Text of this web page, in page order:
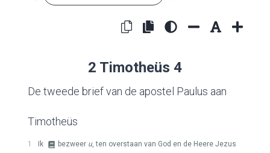
2 Timotheüs 4
De tweede brief van de apostel Paulus aan
Timotheüs
1 Ik bezweer u, ten overstaan van God en de Heere Jezus